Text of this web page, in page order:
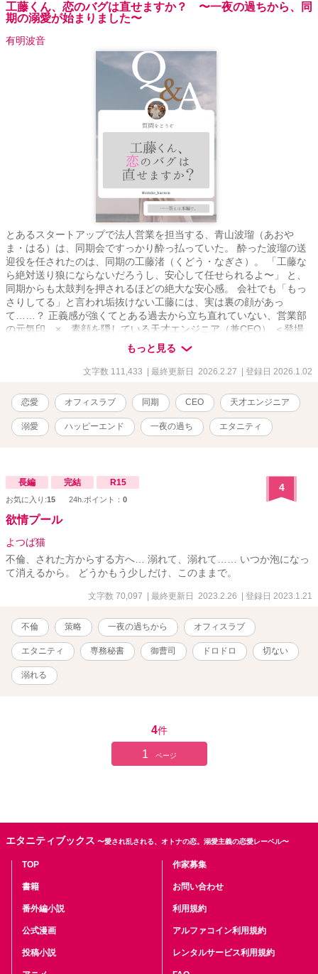
工藤くん、恋のバグは直せますか？ 〜一夜の過ちから、同
期の溺愛が始まりました〜
有明波音
とあるスタートアップで法人営業を担当する、青山波瑠（あおや
ま・はる）は、同期会ですっかり酔っ払っていた。 酔った波瑠の送
迎役を任されたのは、同期の工藤渚（くどう・なぎさ）。 「工藤な
ら絶対送り狼にならないだろうし、安心して任せられるよ〜」 と、
同期からも太鼓判を押されるほどの絶大な安心感。 会社でも「もっ
さりしてる」と言われ垢抜けない工藤には、実は裏の顔があっ
て……？ 正義感が強くてとある過去から立ち直れていない、営業部
の元気印 × 素顔を隠している天才エンジニア（兼CEO） ＜登場
人物＞ ・青山 波瑠（あおやま・はる）／27歳 SaaSを展開するスタ
ートアップ・コーラルクラウドで法人営業を担当している。インタ
ーンから今の会社にそのまま新卒入社した。 ・工藤 渚（くどう・な
る。もっさりしていて垢抜けないけれど、裏では「社長がヘッドハ
ンティングした」「学生の頃シリコンバレーで起業した経験があ
る」と、まことしやかに囁かれている。 ※この物語はフィクション
です。実在の人物・団体・出来事などとは一切関係ありません。
もっと見る
文字数 111,433 | 最終更新日 2026.2.27 | 登録日 2026.1.02
恋愛 オフィスラブ 同期 CEO 天才エンジニア
溺愛 ハッピーエンド 一夜の過ち エタニティ
長編 完結 R15
お気に入り:15 24h.ポイント： 0
4
欲情プール
よつば猫
不倫、された方からする方へ… 溺れて、溺れて…… いつか泡になっ
て消えるから。 どうかもう少しだけ、このままで。
文字数 70,097 | 最終更新日 2023.2.26 | 登録日 2023.1.21
不倫 策略 一夜の過ちから オフィスラブ
エタニティ 専務秘書 御曹司 ドロドロ 切ない
溺れる
4件
1 ページ
エタニティブックス 〜愛され乱される、オトナの恋。溺愛主義の恋愛レーベル〜
TOP
書籍
番外編小説
公式漫画
投稿小説
作家募集
お問い合わせ
利用規約
アルファコイン利用規約
レンタルサービス利用規約